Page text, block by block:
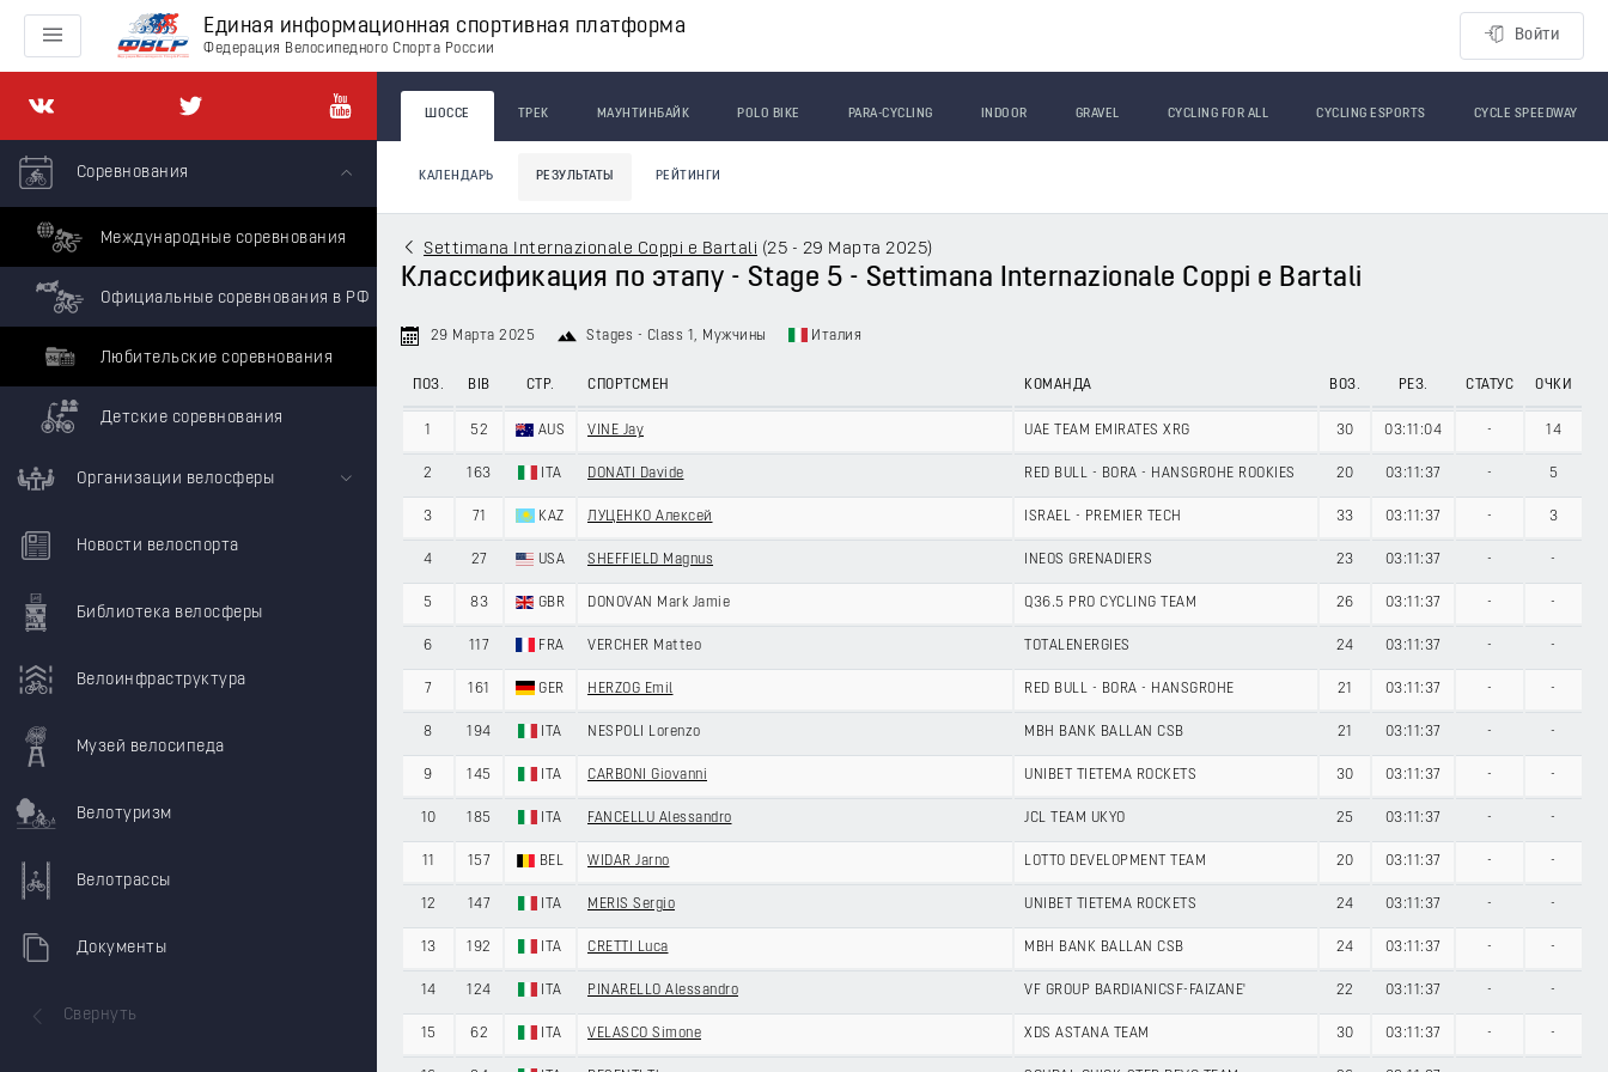
Единая информационная спортивная платформа
Федерация Велосипедного Спорта России
Войти
Соревнования
Международные соревнования
Официальные соревнования в РФ
Любительские соревнования
Детские соревнования
Организации велосферы
Новости велоспорта
Библиотека велосферы
Велоинфраструктура
Музей велосипеда
Велотуризм
Велотрассы
Документы
Свернуть
ШОССЕ ТРЕК МАУНТИНБАЙК POLO BIKE PARA-CYCLING INDOOR GRAVEL CYCLING FOR ALL CYCLING ESPORTS CYCLE SPEEDWAY
КАЛЕНДАРЬ РЕЗУЛЬТАТЫ РЕЙТИНГИ
Settimana Internazionale Coppi e Bartali (25 - 29 Марта 2025)
Классификация по этапу - Stage 5 - Settimana Internazionale Coppi e Bartali
29 Марта 2025 Stages - Class 1 , Мужчины Италия
ПОЗ. BIB СТР. СПОРТСМЕН КОМАНДА ВОЗ. РЕЗ. СТАТУС ОЧКИ
1 52 AUS VINE Jay UAE TEAM EMIRATES XRG 30 03:11:04 - 14
2 163 ITA DONATI Davide RED BULL - BORA - HANSGROHE ROOKIES 20 03:11:37 - 5
3 71 KAZ ЛУЦЕНКО Алексей ISRAEL - PREMIER TECH 33 03:11:37 - 3
4 27 USA SHEFFIELD Magnus INEOS GRENADIERS 23 03:11:37 - -
5 83 GBR DONOVAN Mark Jamie Q36.5 PRO CYCLING TEAM 26 03:11:37 - -
6 117 FRA VERCHER Matteo TOTALENERGIES 24 03:11:37 - -
7 161 GER HERZOG Emil RED BULL - BORA - HANSGROHE 21 03:11:37 - -
8 194 ITA NESPOLI Lorenzo MBH BANK BALLAN CSB 21 03:11:37 - -
9 145 ITA CARBONI Giovanni UNIBET TIETEMA ROCKETS 30 03:11:37 - -
10 185 ITA FANCELLU Alessandro JCL TEAM UKYO 25 03:11:37 - -
11 157 BEL WIDAR Jarno LOTTO DEVELOPMENT TEAM 20 03:11:37 - -
12 147 ITA MERIS Sergio UNIBET TIETEMA ROCKETS 24 03:11:37 - -
13 192 ITA CRETTI Luca MBH BANK BALLAN CSB 24 03:11:37 - -
14 124 ITA PINARELLO Alessandro VF GROUP BARDIANICSF-FAIZANE' 22 03:11:37 - -
15 62 ITA VELASCO Simone XDS ASTANA TEAM 30 03:11:37 - -